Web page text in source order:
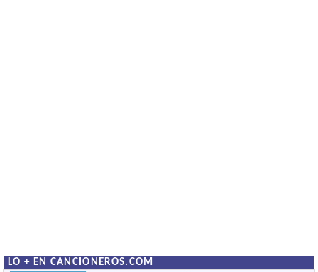
LO + EN CANCIONEROS.COM